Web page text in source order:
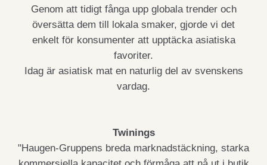
Genom att tidigt fånga upp globala trender och
översätta dem till lokala smaker, gjorde vi det
enkelt för konsumenter att upptäcka asiatiska
favoriter.
Idag är asiatisk mat en naturlig del av svenskens
vardag.
Twinings
"Haugen-Gruppens breda marknadstäckning, starka